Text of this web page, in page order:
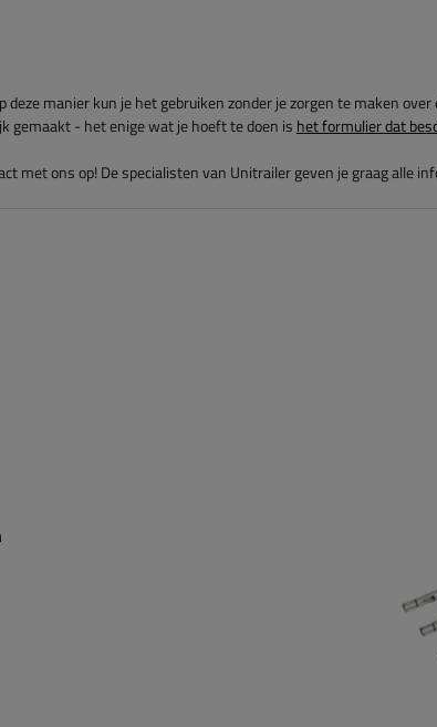
deze manier kun je het gebruiken zonder je zorgen te maken
gemaakt - het enige wat je hoeft te doen is het formulier dat
met ons op! De specialisten van Unitrailer geven je graag alle